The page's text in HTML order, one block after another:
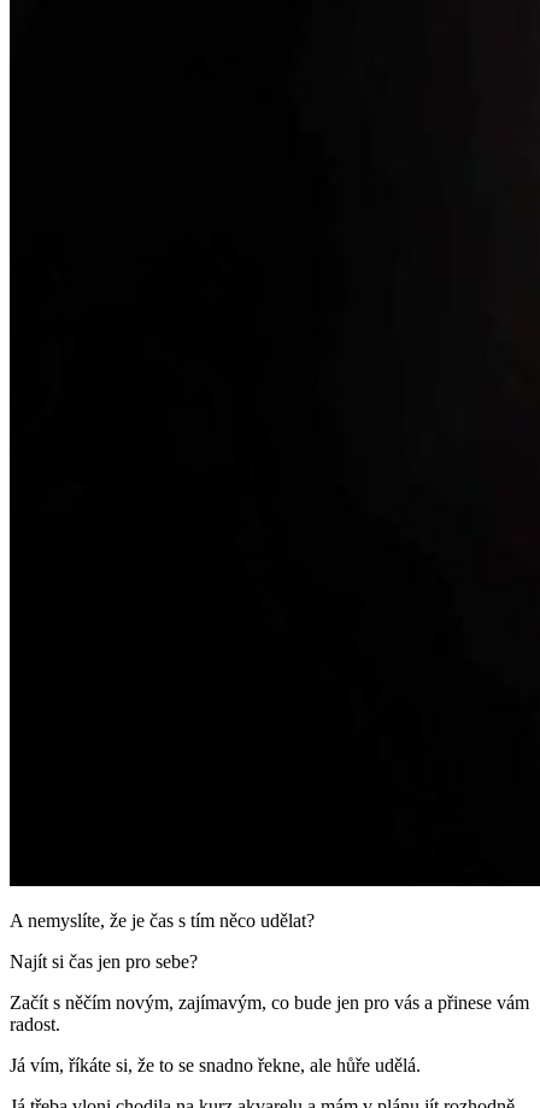
A nemyslíte, že je čas s tím něco udělat?
Najít si čas jen pro sebe?
Začít s něčím novým, zajímavým, co bude jen pro vás a přinese vám
radost.
Já vím, říkáte si, že to se snadno řekne, ale hůře udělá.